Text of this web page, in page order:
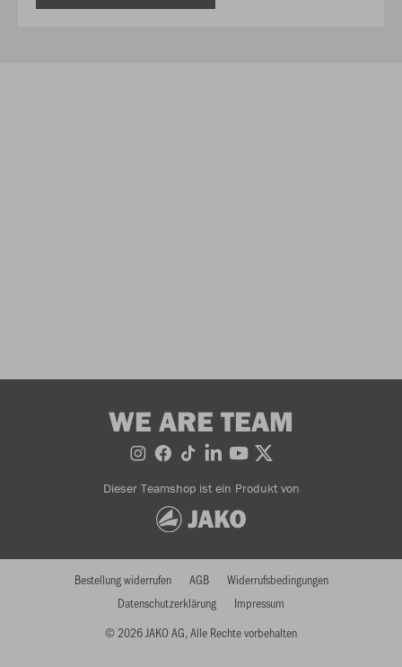
WE ARE TEAM
Dieser Teamshop ist ein Produkt von
© 2026 JAKO AG, Alle Rechte vorbehalten
Bestellung widerrufen AGB
Widerrufsbedingungen
Datenschutzerklärung
Impressum